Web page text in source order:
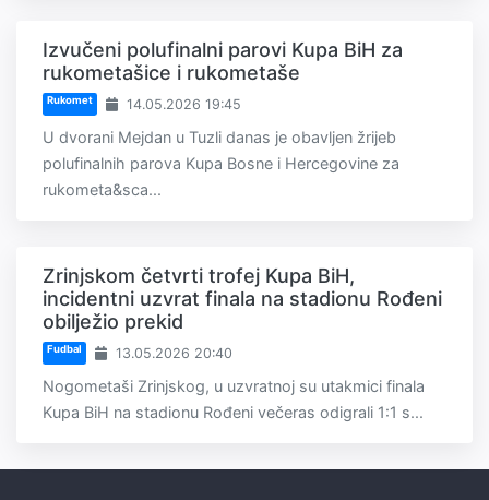
Izvučeni polufinalni parovi Kupa BiH za
rukometašice i rukometaše
Rukomet 14.05.2026 19:45
U dvorani Mejdan u Tuzli danas je obavljen žrijeb
polufinalnih parova Kupa Bosne i Hercegovine za
rukometa&sca...
Zrinjskom četvrti trofej Kupa BiH,
incidentni uzvrat finala na stadionu Rođeni
obilježio prekid
Fudbal 13.05.2026 20:40
Nogometaši Zrinjskog, u uzvratnoj su utakmici finala
Kupa BiH na stadionu Rođeni večeras odigrali 1:1 s...